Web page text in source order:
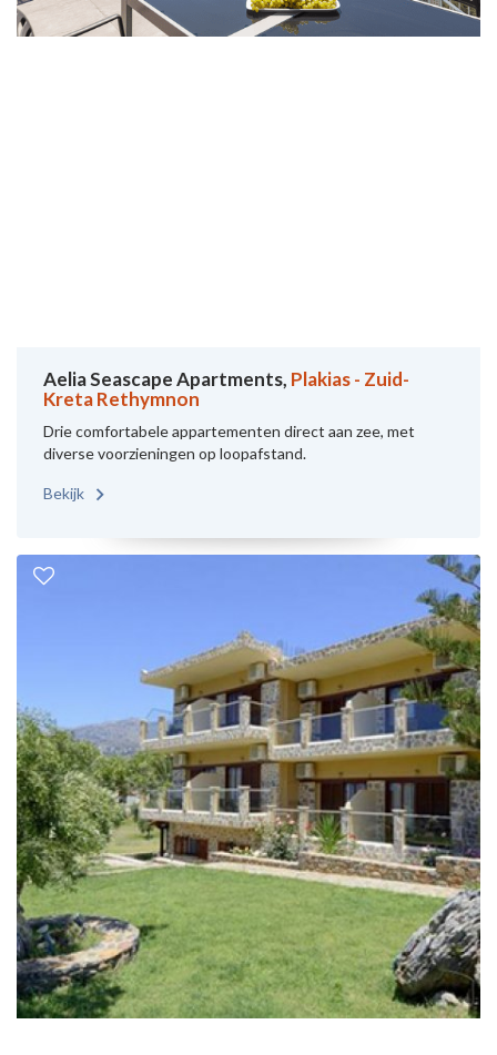
Aelia Seascape Apartments, Plakias - Zuid-
Kreta Rethymnon
Drie comfortabele appartementen direct aan zee, met
diverse voorzieningen op loopafstand.
Bekijk